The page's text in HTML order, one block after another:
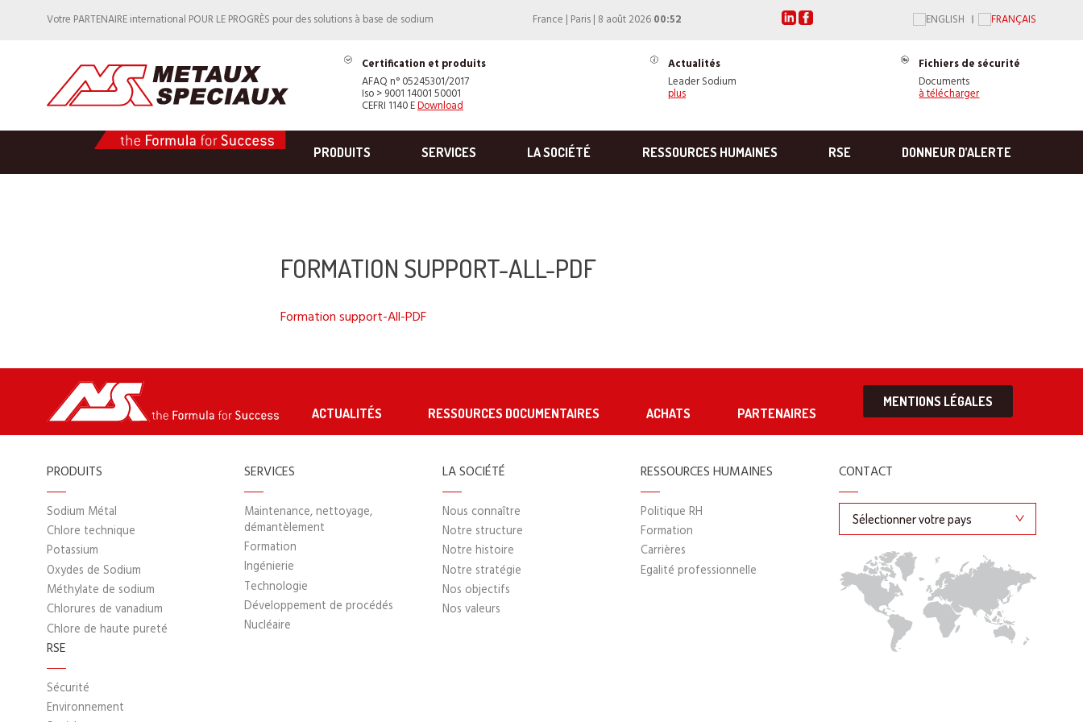
Votre PARTENAIRE international POUR LE PROGRÈS pour des solutions à base de sodium France | Paris | 8 août 202600:52
Certification et produits
AFAQ n° 05245301/2017
Iso > 9001 14001 50001
CEFRI 1140 EDownload
Actualités
Leader Sodium
plus
Fichiers de sécurité
Documents
à télécharger
PRODUITS SERVICES LA SOCIÉTÉ RESSOURCES HUMAINES RSE DONNEUR D’ALERTE
FORMATION SUPPORT-ALL-PDF
Formation support-All-PDF
ACTUALITÉS RESSOURCES DOCUMENTAIRES ACHATS PARTENAIRES
MENTIONS LÉGALES
PRODUITS
Sodium Métal
Chlore technique
Potassium
Oxydes de Sodium
Méthylate de sodium
Chlorures de vanadium
Chlore de haute pureté
SERVICES
Maintenance, nettoyage,
démantèlement
Formation
Ingénierie
Technologie
Développement de procédés
Nucléaire
LA SOCIÉTÉ
Nous connaître
Notre structure
Notre histoire
Notre stratégie
Nos objectifs
Nos valeurs
RESSOURCES HUMAINES
Politique RH
Formation
Carrières
Egalité professionnelle
RSE
Sécurité
Environnement
CONTACT